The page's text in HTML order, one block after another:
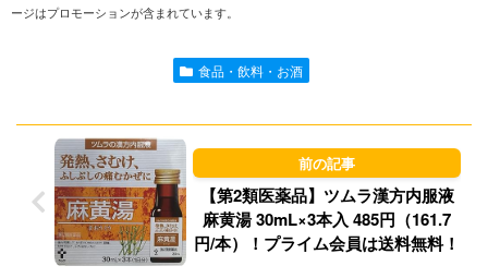
e
l
o
n
y
ージはプロモーションが含まれています。
食品・飲料・お酒
【第2類医薬品】ツムラ漢方内服液
麻黄湯 30mL×3本入 485円（161.7
円/本）！プライム会員は送料無料！